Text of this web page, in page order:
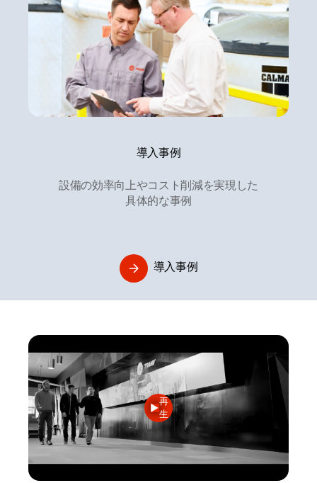
導入事例
設備の効率向上やコスト削減を実現した
具体的な事例
導入事例
再
生